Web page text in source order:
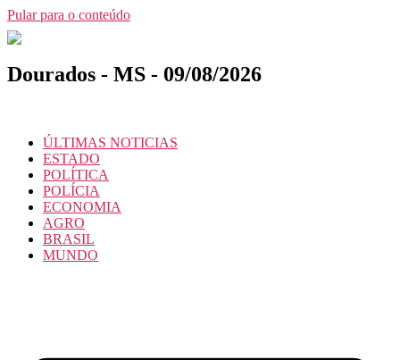
Pular para o conteúdo
Dourados - MS - 09/08/2026
ÚLTIMAS NOTICIAS
ESTADO
POLÍTICA
POLÍCIA
ECONOMIA
AGRO
BRASIL
MUNDO